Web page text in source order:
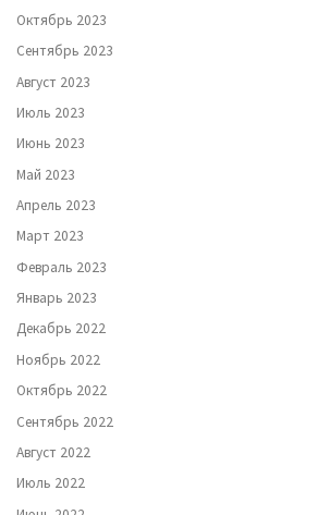
Октябрь 2023
Сентябрь 2023
Август 2023
Июль 2023
Июнь 2023
Май 2023
Апрель 2023
Март 2023
Февраль 2023
Январь 2023
Декабрь 2022
Ноябрь 2022
Октябрь 2022
Сентябрь 2022
Август 2022
Июль 2022